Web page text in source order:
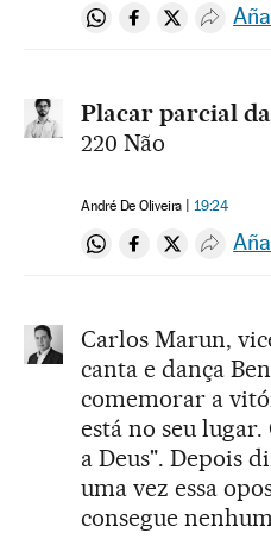
Compartir en
Compartir en
Compartir
Placar parcial
220 Não
André De Oliveira 19:24
Compartir en
Compartir en
Compartir
Carlos Marun,
canta e dança
comemorar a
está no seu lugar.
a Deus". Depois
uma vez essa
consegue